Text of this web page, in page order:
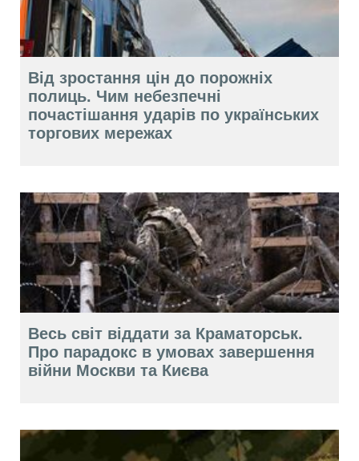
Від зростання цін до порожніх
полиць. Чим небезпечні
почастішання ударів по українських
торгових мережах
Весь світ віддати за Краматорськ.
Про парадокс в умовах завершення
війни Москви та Києва